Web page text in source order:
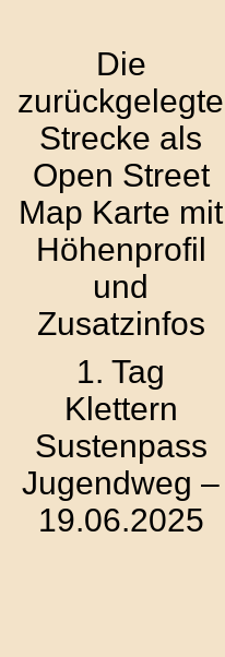
Die
zurückgelegte
Strecke als
Open Street
Map Karte mit
Höhenprofil
und
Zusatzinfos
1. Tag
Klettern
Sustenpass
Jugendweg –
19.06.2025